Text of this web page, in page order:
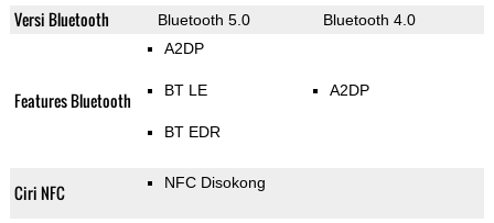
Versi Bluetooth Bluetooth 5.0 Bluetooth 4.0
Features Bluetooth
A2DP
BT LE
BT EDR
A2DP
Ciri NFC NFC Disokong